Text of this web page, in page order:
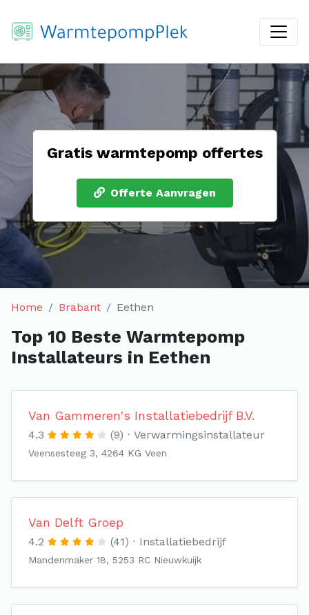
Gratis warmtepomp offertes
Offerte Aanvragen
Home Brabant Eethen
Top 10 Beste Warmtepomp
Installateurs in Eethen
Van Gammeren's Installatiebedrijf B.V.
4.3 (9) Verwarmingsinstallateur
Veensesteeg 3, 4264 KG Veen
Van Delft Groep
4.2 (41) Installatiebedrijf
Mandenmaker 18, 5253 RC Nieuwkuijk